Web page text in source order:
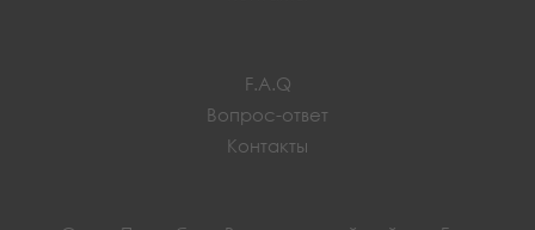
F.A.Q
Вопрос-ответ
Контакты